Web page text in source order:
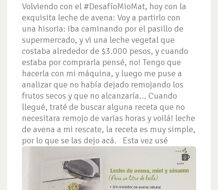
Volviendo con el #DesafíoMioMat, hoy con la
exquisita leche de avena: Voy a partirlo con
una hisoria: Iba caminando por el pasillo de
supermercado, y vi una leche vegetal que
costaba alrededor de $3.000 pesos, y cuando
estaba por comprarla pensé, no! Tengo que
hacerla con mi máquina, y luego me puse a
analizar que no había dejado remojando los
frutos secos y que no alcanzaría... Cuando
llegué, traté de buscar alguna receta que no
necesitara remojo de varias horas y voilá! leche
de avena a mi rescate, la receta es muy simple,
por lo que se las dejo acá.
Esta vez usé